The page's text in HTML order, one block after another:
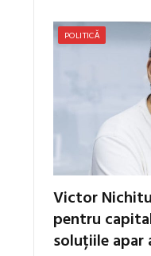
POLITICĂ
Victor
pentru
soluțiile apar